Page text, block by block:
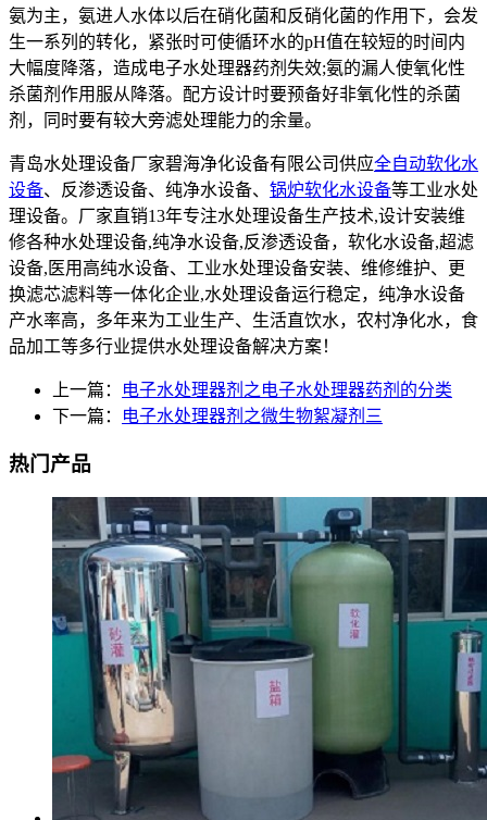
氨为主，氨进人水体以后在硝化菌和反硝化菌的作用下，会发
生一系列的转化，紧张时可使循环水的pH值在较短的时间内
大幅度降落，造成电子水处理器药剂失效;氨的漏人使氧化性
杀菌剂作用服从降落。配方设计时要预备好非氧化性的杀菌
剂，同时要有较大旁滤处理能力的余量。
青岛水处理设备厂家碧海净化设备有限公司供应全自动软化水
设备、反渗透设备、纯净水设备、 锅炉软化水设备等工业水处
理设备。厂家直销13年专注水处理设备生产技术,设计安装维
修各种水处理设备,纯净水设备,反渗透设备，软化水设备,超滤
设备,医用高纯水设备、工业水处理设备安装、维修维护、更
换滤芯滤料等一体化企业,水处理设备运行稳定，纯净水设备
产水率高，多年来为工业生产、生活直饮水，农村净化水，食
品加工等多行业提供水处理设备解决方案！
上一篇：
电子水处理器剂之电子水处理器药剂的分类
下一篇：
电子水处理器剂之微生物絮凝剂三
热门产品